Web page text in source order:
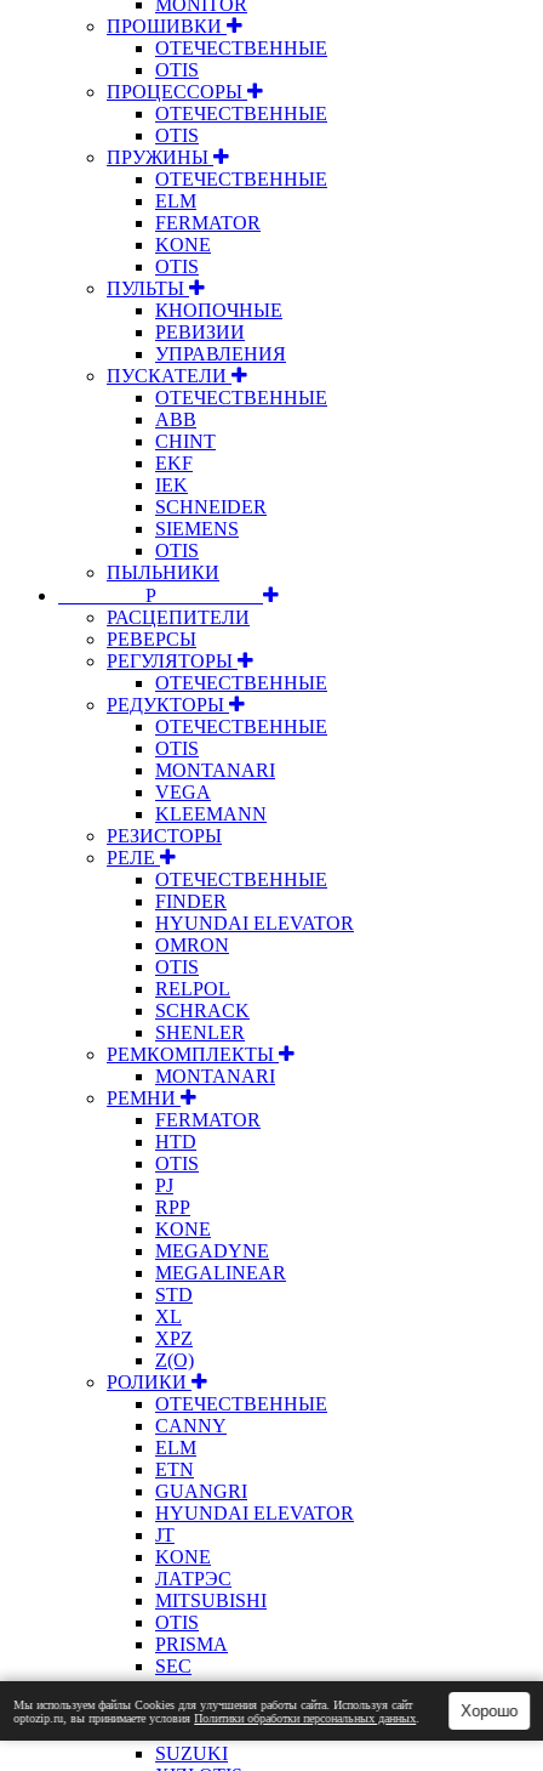
ПРОШИВКИ
ОТЕЧЕСТВЕННЫЕ
OTIS
ПРОЦЕССОРЫ
ОТЕЧЕСТВЕННЫЕ
OTIS
ПРУЖИНЫ
ОТЕЧЕСТВЕННЫЕ
ELM
FERMATOR
KONE
OTIS
ПУЛЬТЫ
КНОПОЧНЫЕ
РЕВИЗИИ
УПРАВЛЕНИЯ
ПУСКАТЕЛИ
ОТЕЧЕСТВЕННЫЕ
ABB
CHINT
EKF
IEK
SCHNEIDER
SIEMENS
OTIS
ПЫЛЬНИКИ
⠀⠀⠀⠀⠀⠀Р⠀⠀⠀⠀⠀⠀⠀
РАСЦЕПИТЕЛИ
РЕВЕРСЫ
РЕГУЛЯТОРЫ
ОТЕЧЕСТВЕННЫЕ
РЕДУКТОРЫ
ОТЕЧЕСТВЕННЫЕ
OTIS
MONTANARI
VEGA
KLEEMANN
РЕЗИСТОРЫ
РЕЛЕ
ОТЕЧЕСТВЕННЫЕ
FINDER
HYUNDAI ELEVATOR
OMRON
OTIS
RELPOL
SCHRACK
SHENLER
РЕМКОМПЛЕКТЫ
MONTANARI
РЕМНИ
FERMATOR
HTD
OTIS
PJ
RPP
KONE
MEGADYNE
MEGALINEAR
STD
XL
XPZ
Z(О)
РОЛИКИ
ОТЕЧЕСТВЕННЫЕ
CANNY
ELM
ETN
GUANGRI
HYUNDAI ELEVATOR
JT
KONE
ЛАТРЭС
MITSUBISHI
OTIS
PRISMA
SEC
SELCOM
SCHINDLER
LG SIGMA
SUZUKI
Мы используем файлы Сookies для улучшения работы сайта. Используя сайт
optozip.ru, вы принимаете условияПолитики обработки персональных данных Хорошо